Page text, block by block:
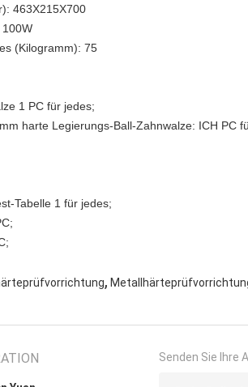
463X215X700
100W
(Kilogramm): 75
1 PC für jedes;
harte Legierungs-Ball-Zahnwalze: ICH PC
Tabelle 1 für jedes;
,
Senden Sie Ihre